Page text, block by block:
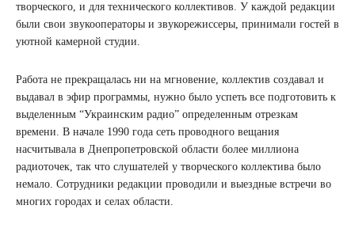
творческого, и для технического коллективов. У каждой редакции
были свои звукооператоры и звукорежиссеры, принимали гостей в
уютной камерной студии.
Работа не прекращалась ни на мгновение, коллектив создавал и
выдавал в эфир программы, нужно было успеть все подготовить к
выделенным “Украинским радио” определенным отрезкам
времени. В начале 1990 года сеть проводного вещания
насчитывала в Днепропетровской области более миллиона
радиоточек, так что слушателей у творческого коллектива было
немало. Сотрудники редакции проводили и выездные встречи во
многих городах и селах области.